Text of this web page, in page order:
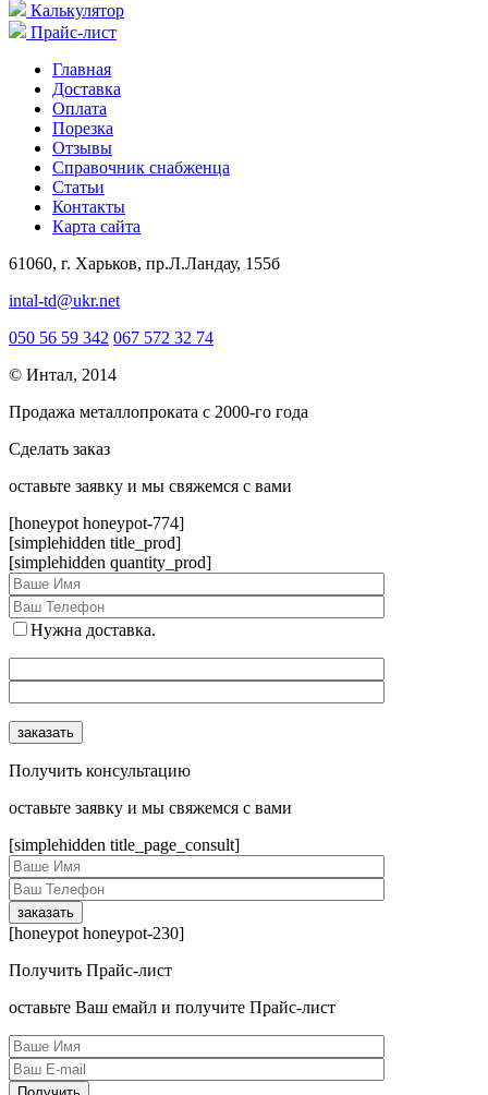
Калькулятор
Прайс-лист
Главная
Доставка
Оплата
Порезка
Отзывы
Справочник снабженца
Статьи
Контакты
Карта сайта
61060, г. Харьков, пр.Л.Ландау, 155б
intal-td@ukr.net
050 56 59 342 067 572 32 74
© Интал, 2014
Продажа металлопроката с 2000-го года
Сделать заказ
оcтавьте заявку и мы свяжемся с вами
[honeypot honeypot-774]
[simplehidden title_prod]
[simplehidden quantity_prod]
Нужна доставка.
Получить консультацию
оcтавьте заявку и мы свяжемся с вами
[simplehidden title_page_consult]
[honeypot honeypot-230]
Получить Прайс-лист
оcтавьте Ваш емайл и получите Прайс-лист